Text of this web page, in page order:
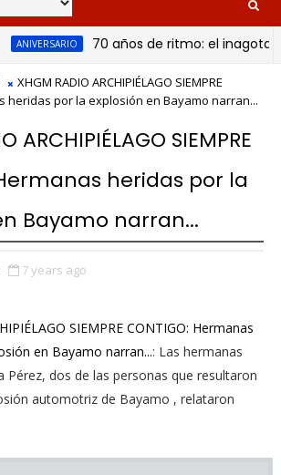
ANIVERSARIO 70 años de ritmo: el inagotable
XHGM RADIO ARCHIPIÉLAGO SIEMPRE
heridas por la explosión en Bayamo narran...
ARCHIPIÉLAGO SIEMPRE
heridas por la
Bayamo narran...
7 years ago
SIEMPRE CONTIGO: Hermanas
en Bayamo narran...: Las hermanas
Pérez, dos de las personas que resultaron
automotriz de Bayamo , relataron